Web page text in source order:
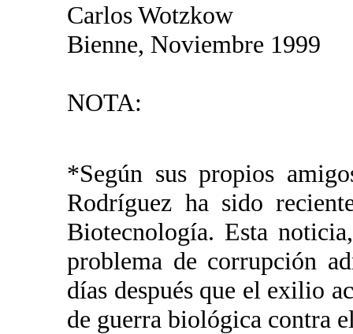
Carlos Wotzkow
Bienne, Noviembre 1999
NOTA:
*Según sus propios
Rodríguez ha sido
Biotecnología. Esta
problema de corrupción
días después que el exilio
de guerra biológica contra